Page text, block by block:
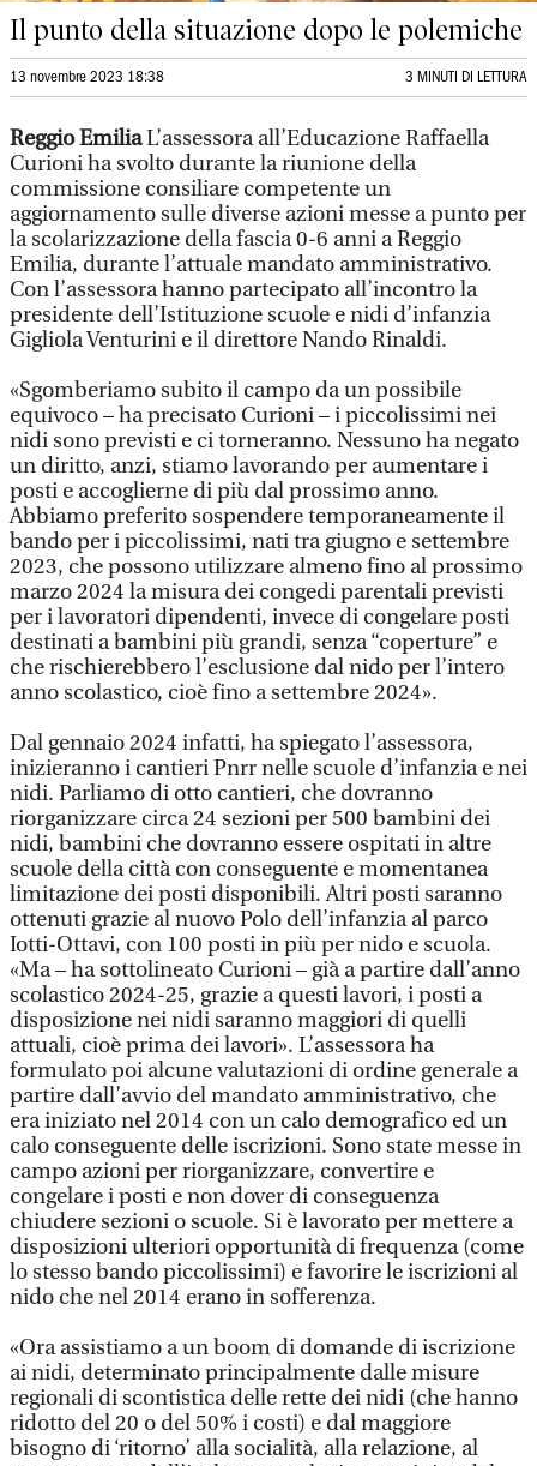
Il punto della situazione dopo le polemiche
13 novembre 2023 18:38 3 MINUTI DI LETTURA
Reggio EmiliaL’assessora all’Educazione Raffaella
Curioni ha svolto durante la riunione della
commissione consiliare competente un
aggiornamento sulle diverse azioni messe a punto per
la scolarizzazione della fascia 0-6 anni a Reggio
Emilia, durante l’attuale mandato amministrativo.
Con l’assessora hanno partecipato all’incontro la
presidente dell’Istituzione scuole e nidi d’infanzia
Gigliola Venturini e il direttore Nando Rinaldi.
«Sgomberiamo subito il campo da un possibile
equivoco – ha precisato Curioni – i piccolissimi nei
nidi sono previsti e ci torneranno. Nessuno ha negato
un diritto, anzi, stiamo lavorando per aumentare i
posti e accoglierne di più dal prossimo anno.
Abbiamo preferito sospendere temporaneamente il
bando per i piccolissimi, nati tra giugno e settembre
2023, che possono utilizzare almeno fino al prossimo
marzo 2024 la misura dei congedi parentali previsti
per i lavoratori dipendenti, invece di congelare posti
destinati a bambini più grandi, senza “coperture” e
che rischierebbero l’esclusione dal nido per l’intero
anno scolastico, cioè fino a settembre 2024».
Dal gennaio 2024 infatti, ha spiegato l’assessora,
inizieranno i cantieri Pnrr nelle scuole d’infanzia e nei
nidi. Parliamo di otto cantieri, che dovranno
riorganizzare circa 24 sezioni per 500 bambini dei
nidi, bambini che dovranno essere ospitati in altre
scuole della città con conseguente e momentanea
limitazione dei posti disponibili. Altri posti saranno
ottenuti grazie al nuovo Polo dell’infanzia al parco
Iotti-Ottavi, con 100 posti in più per nido e scuola.
«Ma – ha sottolineato Curioni – già a partire dall’anno
scolastico 2024-25, grazie a questi lavori, i posti a
disposizione nei nidi saranno maggiori di quelli
attuali, cioè prima dei lavori». L’assessora ha
formulato poi alcune valutazioni di ordine generale a
partire dall’avvio del mandato amministrativo, che
era iniziato nel 2014 con un calo demografico ed un
calo conseguente delle iscrizioni. Sono state messe in
campo azioni per riorganizzare, convertire e
congelare i posti e non dover di conseguenza
chiudere sezioni o scuole. Si è lavorato per mettere a
disposizioni ulteriori opportunità di frequenza (come
lo stesso bando piccolissimi) e favorire le iscrizioni al
nido che nel 2014 erano in sofferenza.
«Ora assistiamo a un boom di domande di iscrizione
ai nidi, determinato principalmente dalle misure
regionali di scontistica delle rette dei nidi (che hanno
ridotto del 20 o del 50% i costi) e dal maggiore
bisogno di ‘ritorno’ alla socialità, alla relazione, al